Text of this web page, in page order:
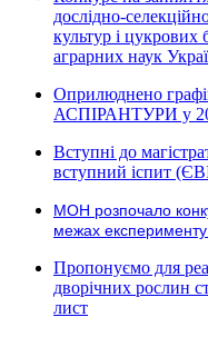
дослідно-
культур і цукрових
аграрних наук
Оприлюднено
АСПІРАНТУРИ у
Вступні до
вступний іспит
МОН розпочало
межах експерименту
Пропонуємо для
дворічних рослин
лист